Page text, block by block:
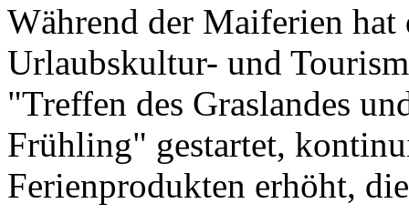
Während der Maiferien
Urlaubskultur- und
"Treffen des Graslandes
Frühling" gestartet,
Ferienprodukten erhöht,